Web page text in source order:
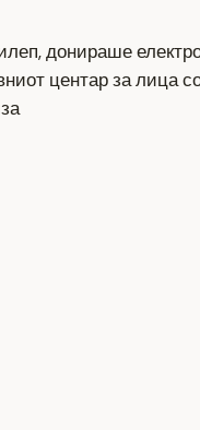
донираше
центар за лица